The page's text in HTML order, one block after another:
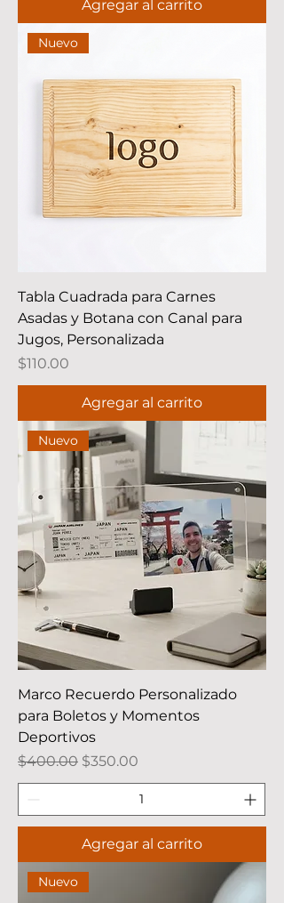
Agregar al carrito
Nuevo
Tabla Cuadrada para Carnes
Asadas y Botana con Canal para
Jugos, Personalizada
Precio
$110.00
Agregar al carrito
Nuevo
Marco Recuerdo Personalizado
para Boletos y Momentos
Deportivos
Precio
$400.00 Precio de oferta
$350.00
Agregar al carrito
Nuevo